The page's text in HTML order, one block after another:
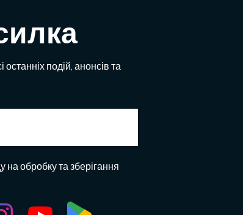
останніх подій, анонсів та
на обробку та зберігання